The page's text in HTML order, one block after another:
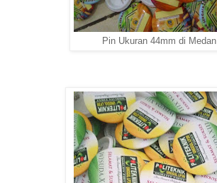
Pin Ukuran 44mm di Medan